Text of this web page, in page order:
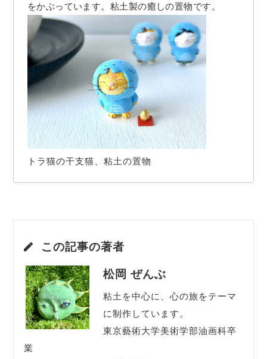
をかぶっています。粘土製の癒しの置物です。
トラ猫の干支猫、粘土の置物
この記事の著者
松岡 ぜんぶ
粘土を中心に、心の旅をテーマ
に制作しています。
東京藝術大学美術学部油画科卒
業